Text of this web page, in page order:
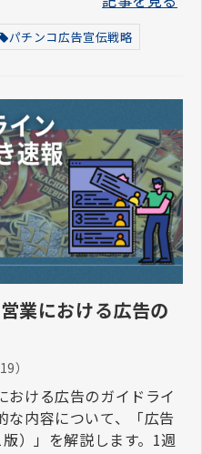
パチンコ広告宣伝戦略
業における広告の
）
おける広告のガイドライ
な内容について、「広告
）」を解説します。1週